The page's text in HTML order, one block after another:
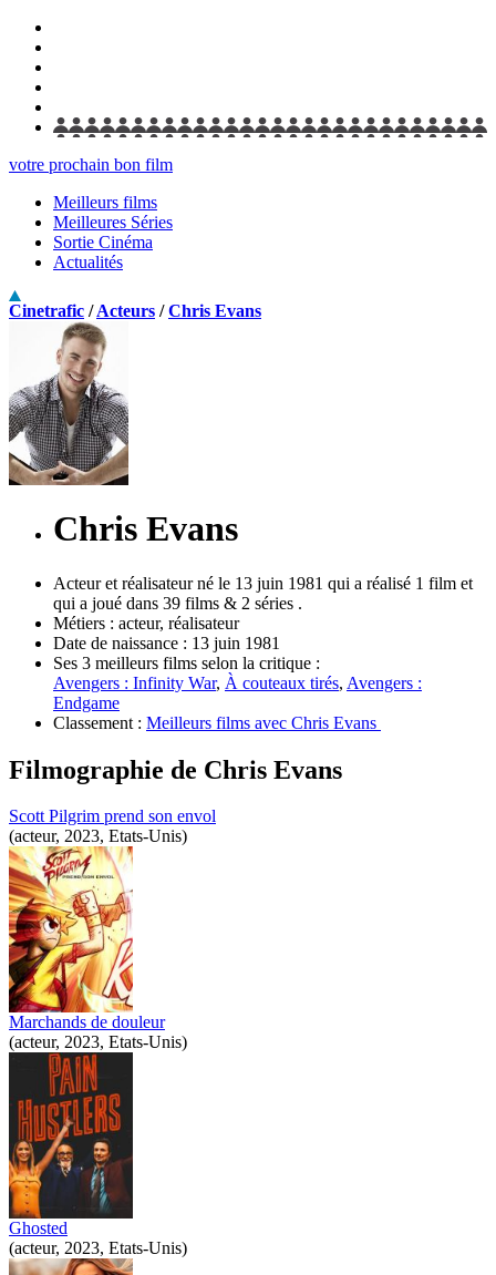
votre prochain bon film
Meilleurs films
Meilleures Séries
Sortie Cinéma
Actualités
Cinetrafic /Acteurs /Chris Evans
Chris Evans
Acteur et réalisateur né le 13 juin 1981 qui a réalisé 1 film et
qui a joué dans 39 films & 2 séries .
Métiers : acteur, réalisateur
Date de naissance : 13 juin 1981
Ses 3 meilleurs films selon la critique :
Avengers : Infinity War, À couteaux tirés, Avengers :
Endgame
Classement : Meilleurs films avec Chris Evans
Filmographie de Chris Evans
Scott Pilgrim prend son envol
(acteur, 2023, Etats-Unis)
Marchands de douleur
(acteur, 2023, Etats-Unis)
Ghosted
(acteur, 2023, Etats-Unis)